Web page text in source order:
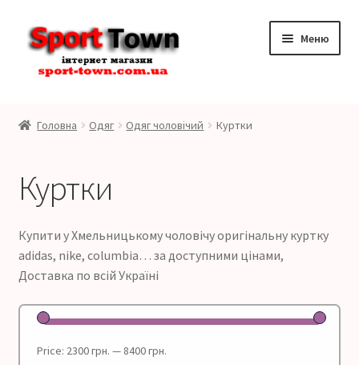
Перейти
до
навігації
Перейти
до
контенту
Меню
Чоловіче взуття
Одяг Чоловічий
Кофти
Футболки
Рукавички
Головна Одяг Одяг чоловічий Куртки
Куртки
Купити у Хмельницькому чоловічу оригінальну куртку
adidas, nike, columbia… за доступними цінами,
Доставка по всій Україні
Price: 2300 грн. — 8400 грн.